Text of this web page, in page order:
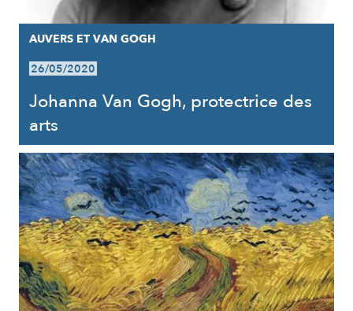
AUVERS ET VAN GOGH
26/05/2020
Johanna Van Gogh, protectrice des
arts